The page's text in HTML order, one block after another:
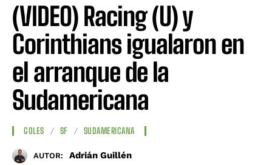
(VIDEO) Racing (U) y
Corinthians igualaron en
el arranque de la
Sudamericana
GOLES SF SUDAMERICANA
AUTOR: Adrián Guillén